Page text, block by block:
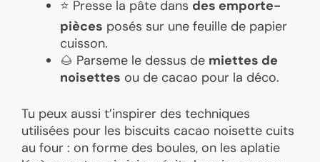
⭐ Presse la pâte dans des emporte-
pièces posés sur une feuille de papier
cuisson.
🌰 Parseme le dessus de miettes de
noisettes ou de cacao pour la déco.
Tu peux aussi t’inspirer des techniques
utilisées pour les biscuits cacao noisette cuits
au four : on forme des boules, on les aplatie